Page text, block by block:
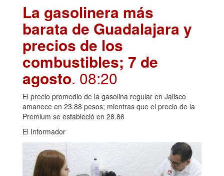
La gasolinera más
barata de Guadalajara y
precios de los
combustibles; 7 de
agosto. 08:20
El precio promedio de la gasolina regular en Jalisco
amanece en 23.88 pesos; mientras que el precio de la
Premium se estableció en 28.86
El Informador